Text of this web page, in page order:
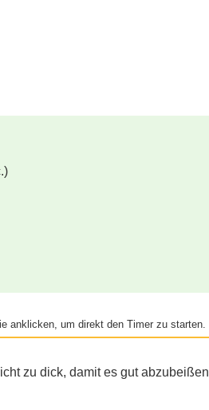
anklicken, um direkt den Timer zu starten.
zu dick, damit es gut